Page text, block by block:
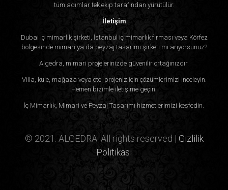
tüm adımlar tek ekip tarafından yürütülür.
İletişim
Dubai iç mimarlık şirketi, İstanbul iç mimarlık firması veya Körfez
bölgesinde mimari ya da peyzaj tasarımı şirketi mi arıyorsunuz?
Algedra, mimari projelerinizde güvenilir ortağınızdır.
Villa, kule, mağaza veya otel projeniz için çözümlerimizi inceleyin.
Hemen bizimle iletişime geçin.
İç Mimarlık, Mimari ve Peyzaj Tasarımı hizmetlerimizi keşfedin.
© 2021. ALGEDRA. All rights reserved | Gizlilik
Politikası